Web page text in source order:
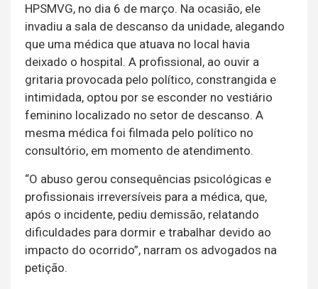
HPSMVG, no dia 6 de março. Na ocasião, ele
invadiu a sala de descanso da unidade, alegando
que uma médica que atuava no local havia
deixado o hospital. A profissional, ao ouvir a
gritaria provocada pelo político, constrangida e
intimidada, optou por se esconder no vestiário
feminino localizado no setor de descanso. A
mesma médica foi filmada pelo político no
consultório, em momento de atendimento.
“O abuso gerou consequências psicológicas e
profissionais irreversíveis para a médica, que,
após o incidente, pediu demissão, relatando
dificuldades para dormir e trabalhar devido ao
impacto do ocorrido”, narram os advogados na
petição.